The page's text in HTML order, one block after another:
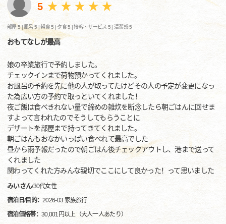
5
部屋 5 |風呂 5 |朝食 5 |夕食 5 |接客・サービス 5 |清潔感 5
おもてなしが最高
娘の卒業旅行で予約しました。
チェックインまで荷物預かってくれました。
お風呂の予約を先に他の人が取ってたけどその人の予定が変更になっ
た為広い方の予約で取っといてくれました！
夜ご飯は食べきれない量で締めの雑炊を断念したら朝ごはんに回せま
すよって言われたのでそうしてもらうことに
デザートを部屋まで持ってきてくれました。
朝ごはんもおなかいっぱい食べれて最高でした
昼から雨予報だったので朝ごはん後チェックアウトし、港まで送って
くれました
関わってくれた方みんな親切でここにして良かった！って思いました
みいさん/30代女性
宿泊日/目的：2026-03 家族旅行
宿泊価格帯： 30,001円以上（大人一人あたり）